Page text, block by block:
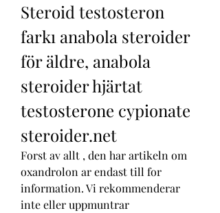
Steroid testosteron
farkı anabola steroider
för äldre, anabola
steroider hjärtat
testosterone cypionate
steroider.net
Forst av allt , den har artikeln om
oxandrolon ar endast till for
information. Vi rekommenderar
inte eller uppmuntrar